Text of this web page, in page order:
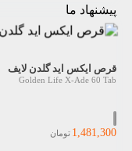
پیشنهاد ما
قرص ایکس اید گلدن لایف
Golden Life X-Ade 60 Tab
1,481,300 تومان